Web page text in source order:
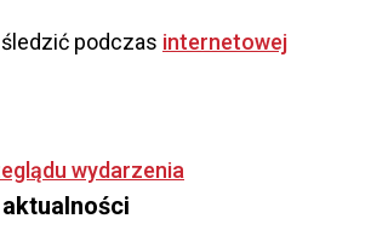
podczas internetowej
wydarzenia